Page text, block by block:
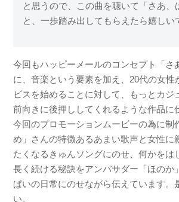
と思うので、この曲を聴いて「さあ、
と、一歩踏み出してもらえたら嬉しい
今回もハッピーメールのコンセプト「さ
に、音楽という要素を加え、20代の女性
ビスを始めることに対して、もっとカジ
前向きに後押ししてくれるような作品に
今回のプロモーションムービーの為に制
め」さんの特徴あるあまい歌声と女性に
たくなるきゅんソングにのせ、何かをは
長く続ける秘訣をアンバサダー「ほのか
ぱいの日常にのせながら伝えています。
い。